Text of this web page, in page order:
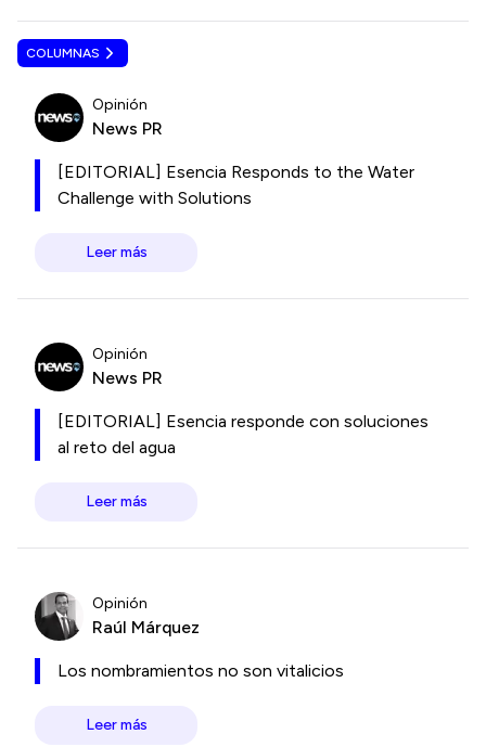
COLUMNAS
Opinión
News PR
[EDITORIAL] Esencia Responds to the Water
Challenge with Solutions
Leer más
Opinión
News PR
[EDITORIAL] Esencia responde con soluciones
al reto del agua
Leer más
Opinión
Raúl Márquez
Los nombramientos no son vitalicios
Leer más